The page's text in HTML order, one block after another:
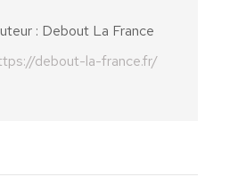
: Debout La France
debout-la-france.fr/